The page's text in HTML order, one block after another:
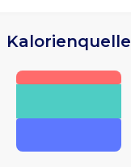
Kalorienquelle